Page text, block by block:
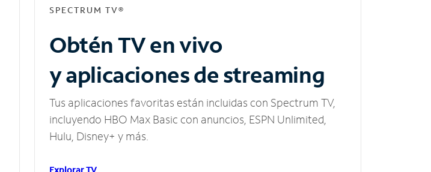
SPECTRUM TV®
Obtén TV en vivo
y aplicaciones de streaming
Tus aplicaciones favoritas están incluidas con Spectrum TV,
incluyendo HBO Max Basic con anuncios, ESPN Unlimited,
Hulu, Disney+ y más.